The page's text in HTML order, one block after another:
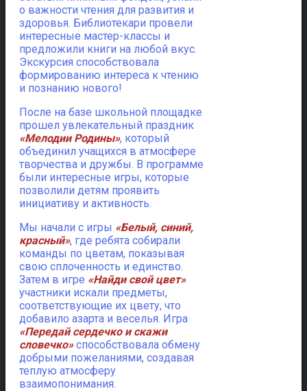
о важности чтения для развития и
здоровья. Библиотекари провели
интересные мастер-классы и
предложили книги на любой вкус.
Экскурсия способствовала
формированию интереса к чтению
и познанию нового!
После на базе школьной площадке
прошел увлекательный праздник
«Мелодии Родины», который
объединил учащихся в атмосфере
творчества и дружбы. В программе
были интересные игры, которые
позволили детям проявить
инициативу и активность.
Мы начали с игры «Белый, синий,
красный», где ребята собирали
команды по цветам, показывая
свою сплоченность и единство.
Затем в игре «Найди свой цвет»
участники искали предметы,
соответствующие их цвету, что
добавило азарта и веселья. Игра
«Передай сердечко и скажи
словечко»способствовала обмену
добрыми пожеланиями, создавая
теплую атмосферу
взаимопонимания.